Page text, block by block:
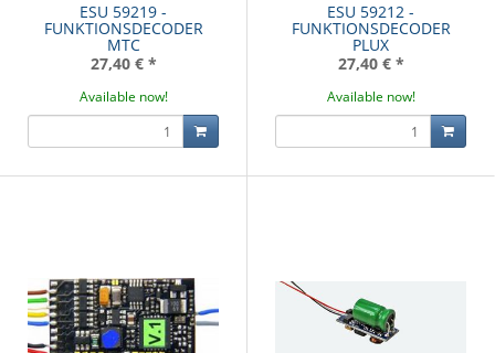
ESU 59219 -
FUNKTIONSDECODER
MTC
27,40 € *
Available now!
ESU 59212 -
FUNKTIONSDECODER
PLUX
27,40 € *
Available now!